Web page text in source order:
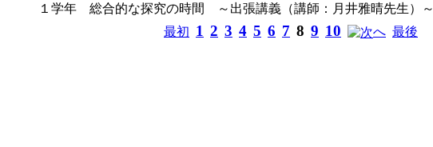
１学年 総合的な探究の時間 ～出張講義（講師：月井雅晴先生）～
最初 1 2 3 4 5 6 7 8 9 10 へ 最後